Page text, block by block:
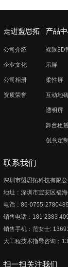
走进盟思拓
公司介绍
企业文化
公司相册
资质荣誉
产品
裸眼3D
示屏
柔性屏
互动地
透明屏
舞台租
创意定
联系我们
深圳市盟思拓科技有限公
地址：深圳市宝安区福
电话：86-0755-
销售电话：181 2383
销售手机：范女士:
大工程技术指导咨询；
扫一扫关注我们